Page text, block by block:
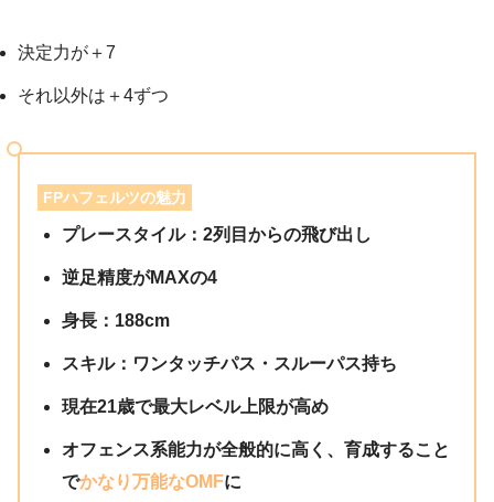
決定力が＋7
それ以外は＋4ずつ
FPハフェルツの魅力
プレースタイル：2列目からの飛び出し
逆足精度がMAXの4
身長：188cm
スキル：ワンタッチパス・スルーパス持ち
現在21歳で最大レベル上限が高め
オフェンス系能力が全般的に高く、育成すること
でかなり万能なOMFに